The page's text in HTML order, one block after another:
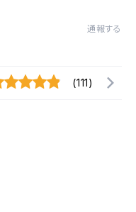
通報する
(111)